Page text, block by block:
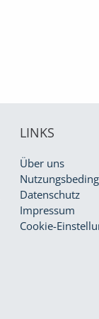
LINKS
Über uns
Datenschutz
Impressum
Cookie-